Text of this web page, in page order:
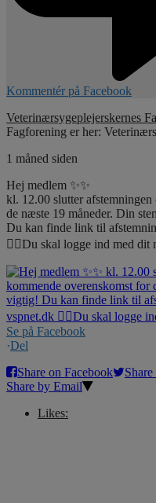
Kommentér på Facebook
Veterinærsygeplejerskernes
Fagforening er her:
1 måned siden
Hej medlem ✨✨
kl. 12.00 slutter
de næste 19 måneder. Din
Du kan finde link til
☝🏼Du skal logge ind med dit
Se på Facebook
·Del
Share on Facebook
Share by Email
Likes: